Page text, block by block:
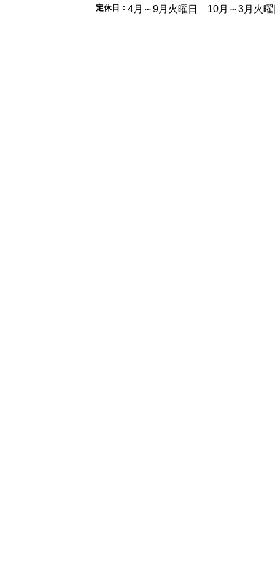
定休日：4月～9月火曜日 10月～3月火